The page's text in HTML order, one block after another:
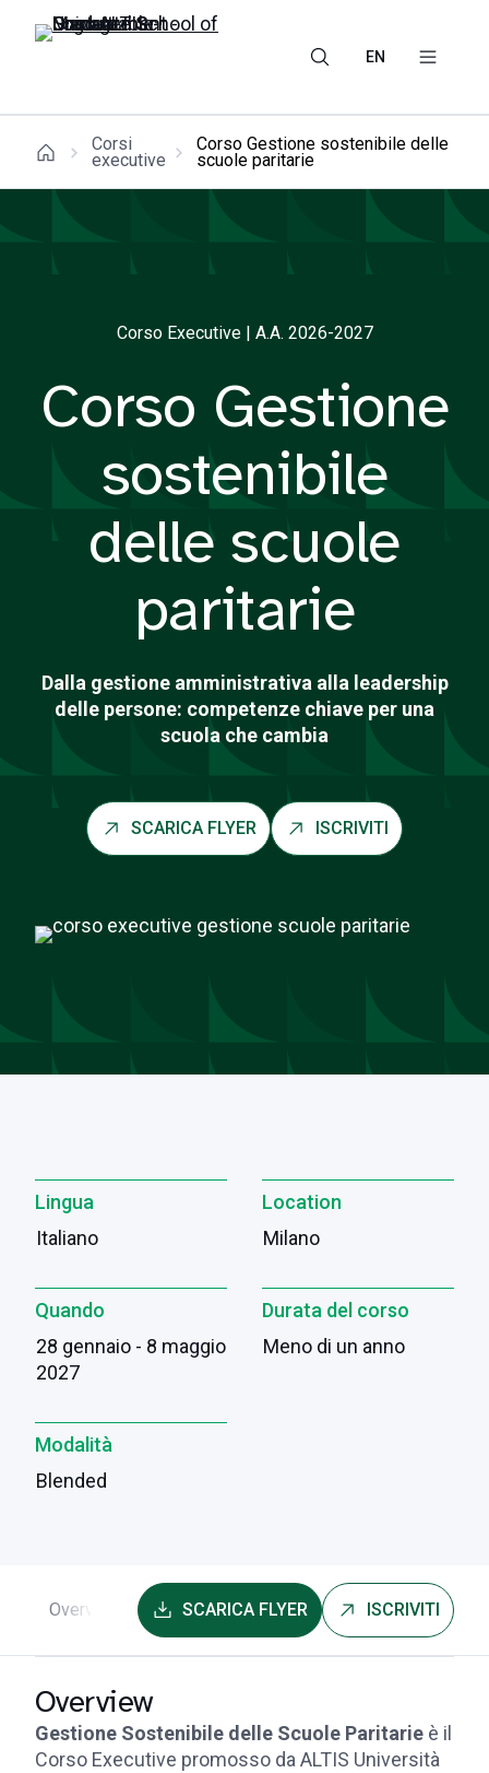
EN
Corsi
executive
Corso Gestione sostenibile delle
scuole paritarie
Corso Executive | A.A. 2026-2027
Corso Gestione
sostenibile
delle scuole
paritarie
Dalla gestione amministrativa alla leadership
delle persone: competenze chiave per una
scuola che cambia
SCARICA FLYER ISCRIVITI
Lingua
Italiano
Location
Milano
Quando
28 gennaio - 8 maggio
2027
Durata del corso
Meno di un anno
Modalità
Blended
Overview Programma Faculty Iscrizioni e info
SCARICA FLYER ISCRIVITI
Overview
Gestione Sostenibile delle Scuole Paritarie è il
Corso Executive promosso da ALTIS Università